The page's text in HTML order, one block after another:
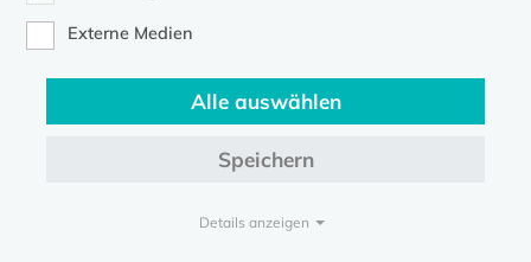
Diese Seite gehört zum Portalkirche-mv.de
Evangelische Kirche in Mecklenburg-Vorpommern © 2026
Externe Medien
Alle auswählen
Speichern
Details anzeigen